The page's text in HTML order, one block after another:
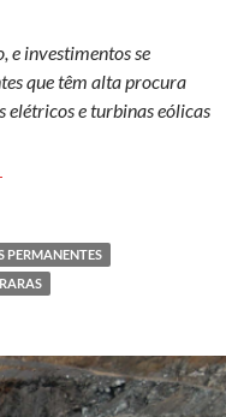
e investimentos se
que têm alta procura
elétricos e turbinas eólicas
enfrenta gargalo
PERMANENTES